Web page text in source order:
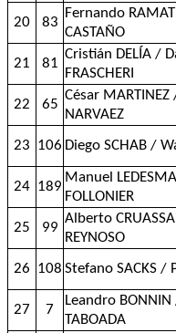
20 83
Fernando
CASTAÑO
21
81
Cristián DELÍA /
FRASCHERI
22 65
César
NARVAEZ
23 106 Diego SCHAB /
24 189
Manuel
FOLLONIER
25
99
Alberto
REYNOSO
26 108 Stefano SACKS /
27 7
Leandro
TABOADA